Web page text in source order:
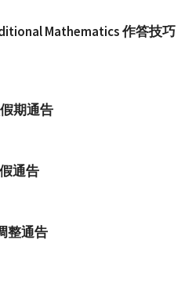
Mathematics 作答技巧
期通告
通告
整通告